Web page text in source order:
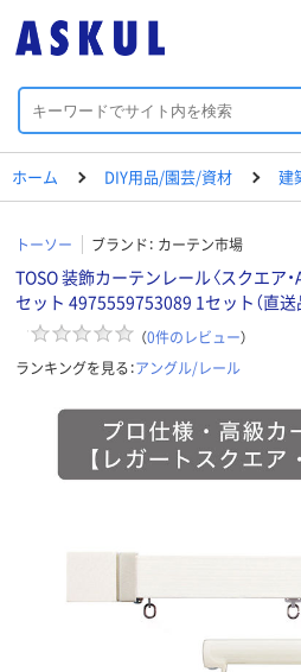
ホーム DIY用品/園芸/資材 建
トーソー ブランド： カーテン市場
TOSO 装飾カーテンレール〈スクエア
セット 4975559753089 1セット（直送
（0件のレビュー）
ランキングを見る：アングル/レール